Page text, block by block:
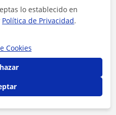
lo establecido en
Política de Privacidad.
Cookies